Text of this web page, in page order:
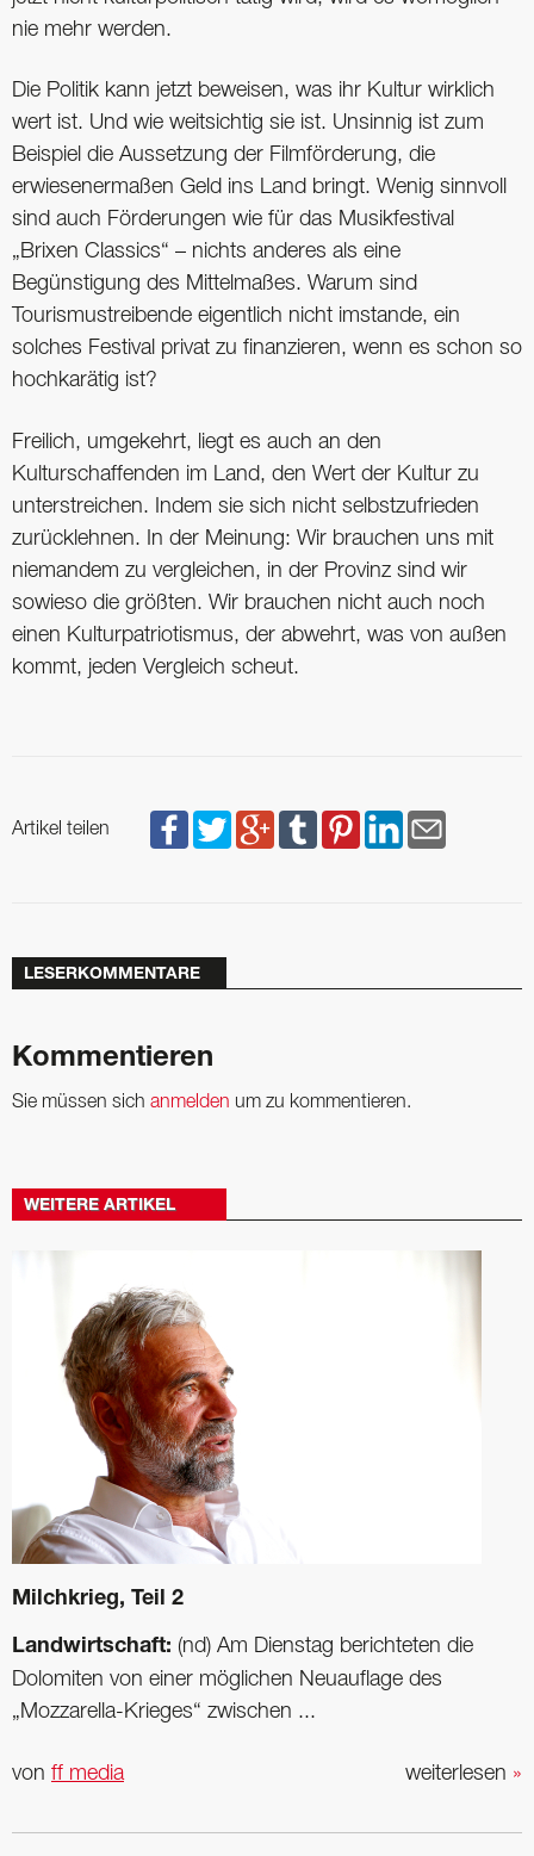
nie mehr werden.
Die Politik kann jetzt beweisen, was ihr Kultur wirklich
wert ist. Und wie weitsichtig sie ist. Unsinnig ist zum
Beispiel die Aussetzung der Filmförderung, die
erwiesenermaßen Geld ins Land bringt. Wenig sinnvoll
sind auch Förderungen wie für das Musikfestival
„Brixen Classics“ – nichts anderes als eine
Begünstigung des Mittelmaßes. Warum sind
Tourismustreibende eigentlich nicht imstande, ein
solches Festival privat zu finanzieren, wenn es schon so
hochkarätig ist?
Freilich, umgekehrt, liegt es auch an den
Kulturschaffenden im Land, den Wert der Kultur zu
unterstreichen. Indem sie sich nicht selbstzufrieden
zurücklehnen. In der Meinung: Wir brauchen uns mit
niemandem zu vergleichen, in der Provinz sind wir
sowieso die größten. Wir brauchen nicht auch noch
einen Kulturpatriotismus, der abwehrt, was von außen
kommt, jeden Vergleich scheut.
Artikel teilen
LESERKOMMENTARE
Kommentieren
Sie müssen sich anmelden um zu kommentieren.
WEITERE ARTIKEL
Milchkrieg, Teil 2
Landwirtschaft: (nd) Am Dienstag berichteten die
Dolomiten von einer möglichen Neuauflage des
„Mozzarella-Krieges“ zwischen ...
weiterlesen »
von ff media